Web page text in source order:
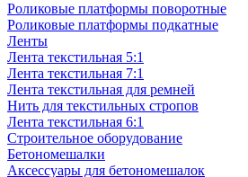
Роликовые платформы поворотные
Роликовые платформы подкатные
Ленты
Лента текстильная 5:1
Лента текстильная 7:1
Лента текстильная для ремней
Нить для текстильных стропов
Лента текстильная 6:1
Строительное оборудование
Бетономешалки
Аксессуары для бетономешалок